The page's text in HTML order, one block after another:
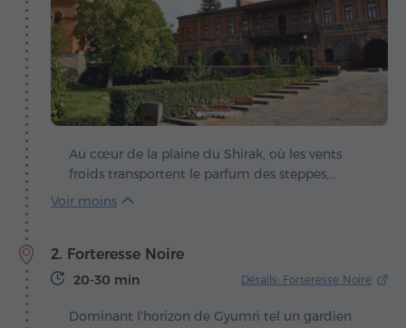
Au cœur de la plaine du Shirak, où les vents
froids transportent le parfum des steppes,
s'étend Gyumri – une ville où passé et présent
chaque pierre et chaque balcon gardant la
mémoire d'histoires transmises de génération
2. Forteresse Noire
20-30 min Détails: Forteresse Noire
Dominant l'horizon de Gyumri tel un gardien